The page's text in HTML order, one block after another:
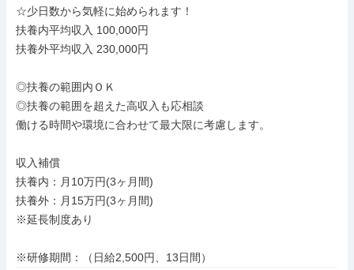
☆少日数から気軽に始められます！
扶養内平均収入 100,000円
扶養外平均収入 230,000円
◎扶養の範囲内ＯＫ
◎扶養の範囲を超えた高収入も応相談
働ける時間や環境に合わせて最大限に考慮します。
収入補償
扶養内：月10万円(3ヶ月間)
扶養外：月15万円(3ヶ月間)
※延長制度あり
※研修期間：（日給2,500円、13日間）